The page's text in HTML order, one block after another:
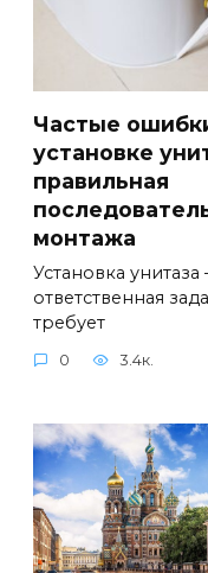
Частые
установке
правильная
монтажа
Установка унитаза
ответственная
требует
0 3.4к.